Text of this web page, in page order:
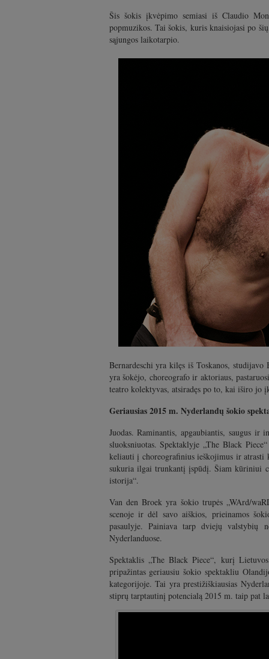
Šis šokis įkvėpimo semiasi iš Claudio
popmuzikos. Tai šokis, kuris knaisiojasi po
sąjungos laikotarpio.
Bernardeschi yra kilęs iš Toskanos,
yra šokėjo, choreografo ir aktoriaus,
teatro kolektyvas, atsiradęs po to, kai iširo jo
Geriausias2015 m. Nyderlandų šokio
Juodas. Raminantis, apgaubiantis, saugus
sluoksniuotas. Spektaklyje „The Black
keliauti į choreografinius ieškojimus ir
sukuria ilgai trunkantį įspūdį. Šiam kūriniui
istorija“.
Van den Broek yra šokio trupės „WArd/
scenoje ir dėl savo aiškios, prieinamos
pasaulyje. Painiava tarp dviejų valstybių
Nyderlanduose.
Spektaklis „The Black Piece“, kurį
pripažintas geriausiu šokio spektakliu
kategorijoje. Tai yra prestižiškiausias
stiprų tarptautinį potencialą 2015 m. taip pat